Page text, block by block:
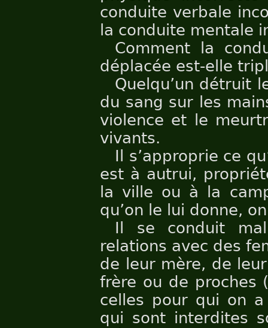
conduite verbale
la conduite mentale
Comment la
déplacée est-elle
Quelqu’un détruit
du sang sur les
violence et le
vivants.
Il s’approprie ce
est à autrui,
la ville ou à la
qu’on le lui donne,
Il se conduit
relations avec des
de leur mère, de
frère ou de proches
celles pour qui on
qui sont interdites